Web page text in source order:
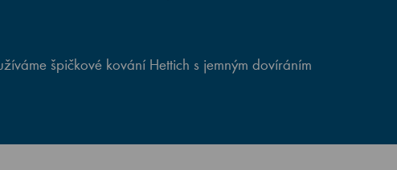
špičkové kování Hettich s jemným dovíráním